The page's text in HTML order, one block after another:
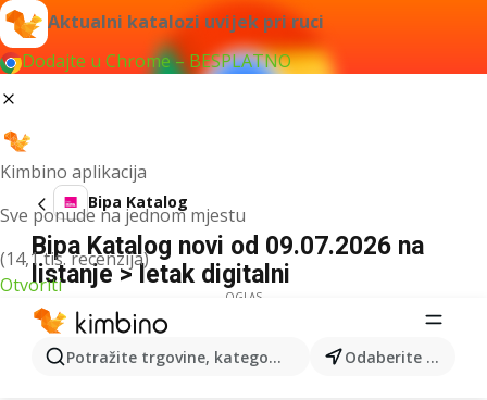
Aktualni katalozi uvijek pri ruci
Dodajte u Chrome – BESPLATNO
Kimbino aplikacija
Sve ponude na jednom mjestu
(14,1 tis. recenzija)
Otvoriti
Potražite trgovine, kategorije, proizvode... Odaberite grad
Bipa Katalog
Bipa Katalog novi od 09.07.2026 na
listanje > letak digitalni
OGLAS